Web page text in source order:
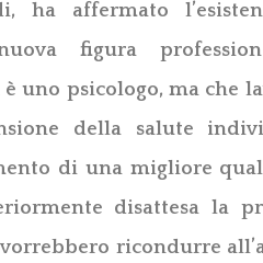
ha affermato
figura
è uno psicologo, ma che
della salute
di una migliore
disattesa la
ricondurre